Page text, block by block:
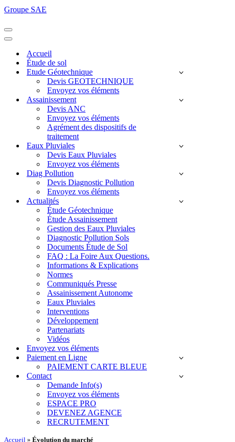
Groupe SAE
Menu
de
Menu
navigationAccueil
Étude de sol
Etude Géotechnique
Devis GEOTECHNIQUE
Envoyez vos éléments
Assainissement
Devis ANC
Envoyez vos éléments
Agrément des dispositifs de
traitement
Eaux Pluviales
Devis Eaux Pluviales
Envoyez vos éléments
Diag Pollution
Devis Diagnostic Pollution
Envoyez vos éléments
Actualités
Étude Géotechnique
Étude Assainissement
Gestion des Eaux Pluviales
Diagnostic Pollution Sols
Documents Étude de Sol
FAQ : La Foire Aux Questions.
Informations & Explications
Normes
Communiqués Presse
Assainissement Autonome
Eaux Pluviales
Interventions
Développement
Partenariats
Vidéos
Envoyez vos éléments
Paiement en Ligne
PAIEMENT CARTE BLEUE
Contact
Demande Info(s)
Envoyez vos éléments
ESPACE PRO
DEVENEZ AGENCE
RECRUTEMENT
Accueil » Évolution du marché